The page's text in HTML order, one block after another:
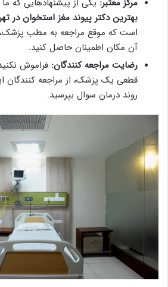
بهترین دکتر پیوند مغز استخوان در
است که موقع مراجعه به مطب پزشک،
آن مکان اطمینان حاصل کنید.
رضایت مراجعه کنندگان: فراموش
قطعی یک پزشک، از مراجعه کنندگان
روند درمان سوال بپرسید.